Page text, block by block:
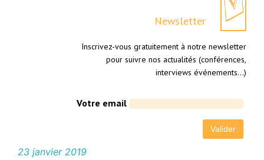
Newsletter
Inscrivez-vous gratuitement à notre newsletter
pour suivre nos actualités (conférences,
interviews événements…)
Votre email
23 janvier 2019